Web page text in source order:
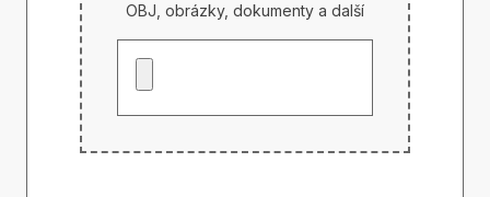
OBJ, obrázky, dokumenty a další